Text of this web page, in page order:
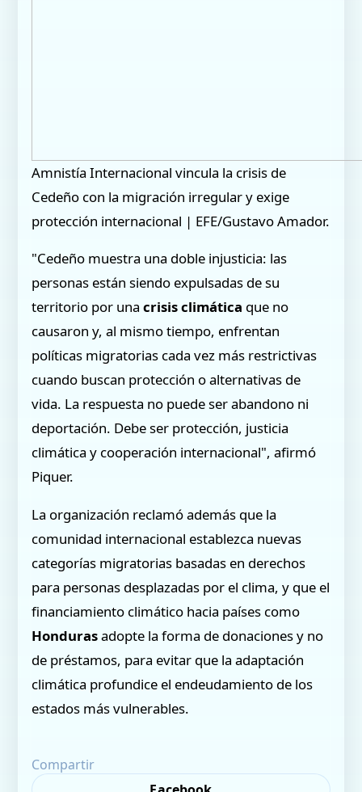
Amnistía Internacional vincula la crisis de
Cedeño con la migración irregular y exige
protección internacional | EFE/Gustavo Amador.
"Cedeño muestra una doble injusticia: las
personas están siendo expulsadas de su
territorio por unacrisis climática que no
causaron y, al mismo tiempo, enfrentan
políticas migratorias cada vez más restrictivas
cuando buscan protección o alternativas de
vida. La respuesta no puede ser abandono ni
deportación. Debe ser protección, justicia
climática y cooperación internacional", afirmó
Piquer.
La organización reclamó además que la
comunidad internacional establezca nuevas
categorías migratorias basadas en derechos
para personas desplazadas por el clima, y que el
financiamiento climático hacia países como
Hondurasadopte la forma de donaciones y no
de préstamos, para evitar que la adaptación
climática profundice el endeudamiento de los
estados más vulnerables.
Compartir